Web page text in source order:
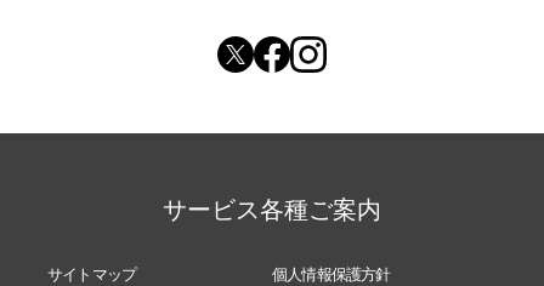
サービス各種ご案内
サイトマップ
個人情報保護方針